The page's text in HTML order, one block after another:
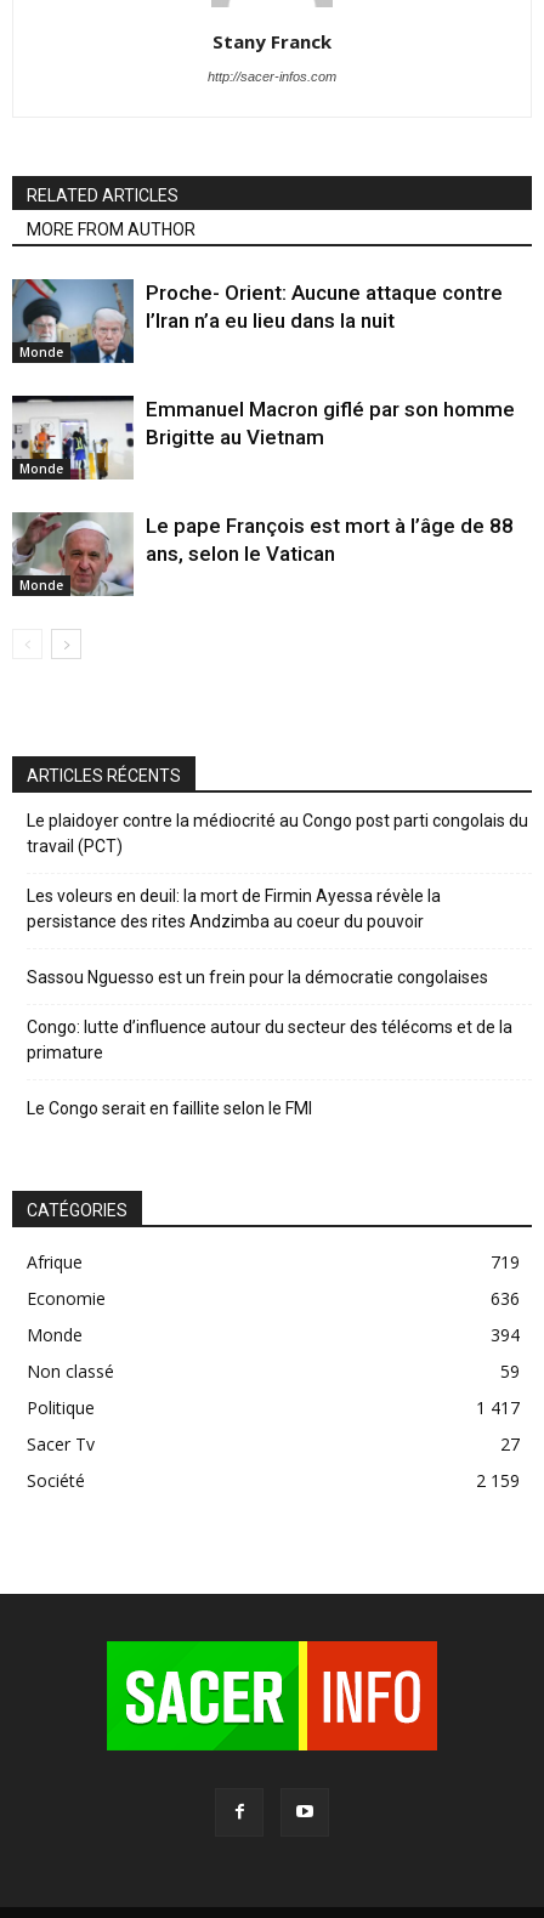
Stany Franck
http://sacer-infos.com
RELATED ARTICLES
MORE FROM AUTHOR
Monde
Proche- Orient: Aucune attaque contre
l’Iran n’a eu lieu dans la nuit
Monde
Emmanuel Macron giflé par son homme
Brigitte au Vietnam
Monde
Le pape François est mort à l’âge de 88
ans, selon le Vatican
ARTICLES RÉCENTS
Le plaidoyer contre la médiocrité au Congo post parti congolais du
travail (PCT)
Les voleurs en deuil: la mort de Firmin Ayessa révèle la
persistance des rites Andzimba au coeur du pouvoir
Sassou Nguesso est un frein pour la démocratie congolaises
Congo: lutte d’influence autour du secteur des télécoms et de la
primature
Le Congo serait en faillite selon le FMI
CATÉGORIES
Afrique
719
Economie
636
Monde
394
Non classé
59
Politique
1 417
Sacer Tv
27
Société
2 159